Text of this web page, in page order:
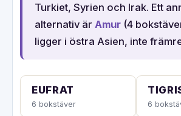
Turkiet, Syrien och Irak. Ett
alternativ är Amur(4
ligger i östra Asien, inte
EUFRAT
6 bokstäver 6